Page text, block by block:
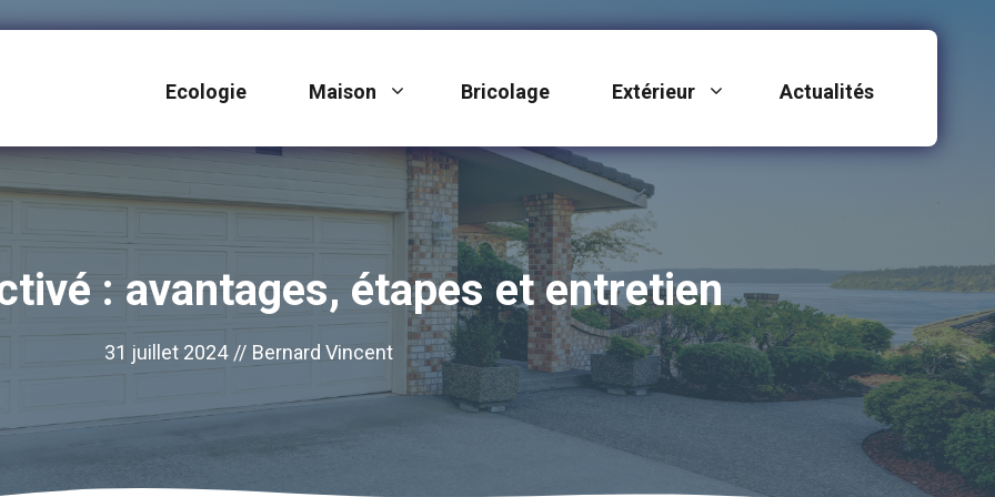
Ecologie Maison Bricolage Extérieur Actualités
: avantages, étapes et entretien
31 juillet 2024 // Bernard Vincent